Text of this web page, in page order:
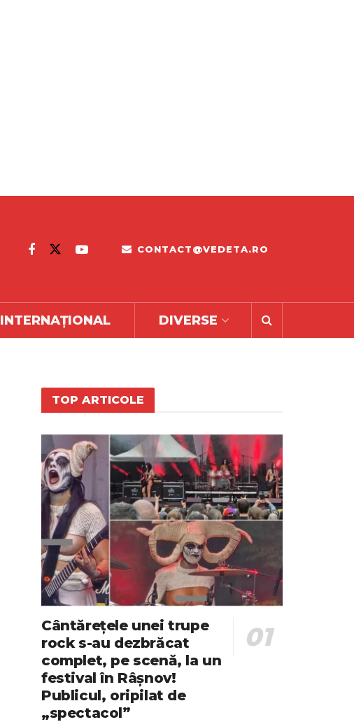
CONTACT@VEDETA.RO
INTERNAȚIONAL DIVERSE
TOP ARTICOLE
Cântărețele unei trupe
rock s-au dezbrăcat
complet, pe scenă, la un
festival în Râșnov!
Publicul, oripilat de
„spectacol”